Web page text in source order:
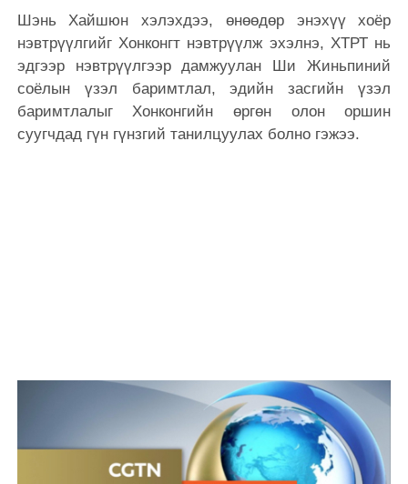
Шэнь Хайшюн хэлэхдээ, өнөөдөр энэхүү хоёр
нэвтрүүлгийг Хонконгт нэвтрүүлж эхэлнэ, ХТРТ нь
эдгээр нэвтрүүлгээр дамжуулан Ши Жиньпиний
соёлын үзэл баримтлал, эдийн засгийн үзэл
баримтлалыг Хонконгийн өргөн олон оршин
суугчдад гүн гүнзгий танилцуулах болно гэжээ.